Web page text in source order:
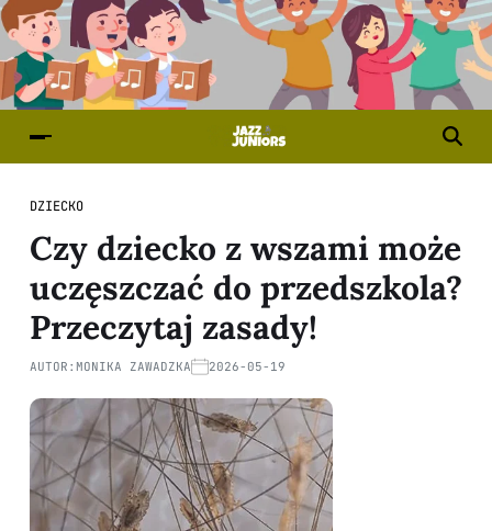
DZIECKO
Czy dziecko z wszami może
uczęszczać do przedszkola?
Przeczytaj zasady!
AUTOR: MONIKA ZAWADZKA 2026-05-19